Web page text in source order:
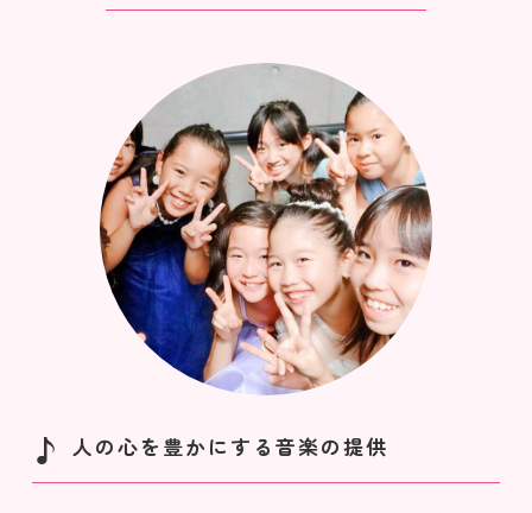
人の心を豊かにする音楽の提供